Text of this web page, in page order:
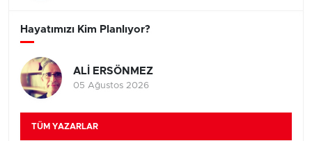
Hayatımızı Kim Planlıyor?
ALİ ERSÖNMEZ
05 Ağustos 2026
TÜM YAZARLAR